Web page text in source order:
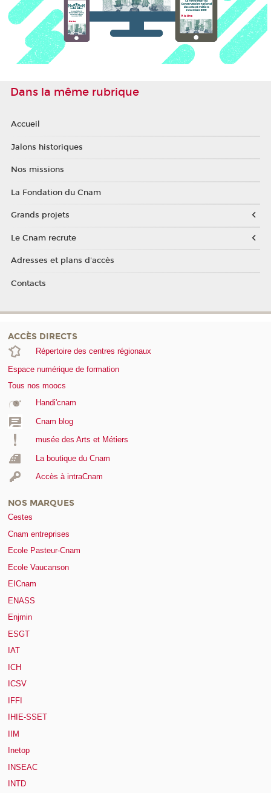
Dans la même rubrique
Accueil
Jalons historiques
Nos missions
La Fondation du Cnam
Grands projets
Le Cnam recrute
Adresses et plans d'accès
Contacts
ACCÈS DIRECTS
Répertoire des centres régionaux
Espace numérique de formation
Tous nos moocs
Handi'cnam
Cnam blog
musée des Arts et Métiers
La boutique du Cnam
Accès à intraCnam
NOS MARQUES
Cestes
Cnam entreprises
Ecole Pasteur-Cnam
Ecole Vaucanson
EICnam
ENASS
Enjmin
ESGT
IAT
ICH
ICSV
IFFI
IHIE-SSET
IIM
Inetop
INSEAC
INTD